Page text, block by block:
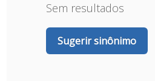
Sem resultados
Sugerir sinônimo